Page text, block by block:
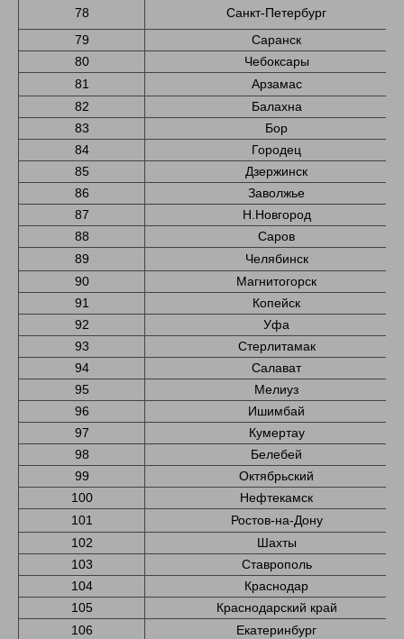
78
Санкт-Петербург
79
Саранск
80
Чебоксары
81
Арзамас
82
Балахна
83
Бор
84
Городец
85
Дзержинск
86
Заволжье
87
Н.Новгород
88
Саров
89
Челябинск
90
Магнитогорск
91
Копейск
92
Уфа
93
Стерлитамак
94
Салават
95
Мелиуз
96
Ишимбай
97
Кумертау
98
Белебей
99
Октябрьский
100
Нефтекамск
101
Ростов-на-Дону
102
Шахты
103
Ставрополь
104
Краснодар
105
Краснодарский край
106
Екатеринбург